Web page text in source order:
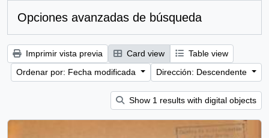
Opciones avanzadas de búsqueda
Imprimir vista previa Card view
Table view
Ordenar por: Fecha modificada
Dirección: Descendente
Show 1 results with digital objects